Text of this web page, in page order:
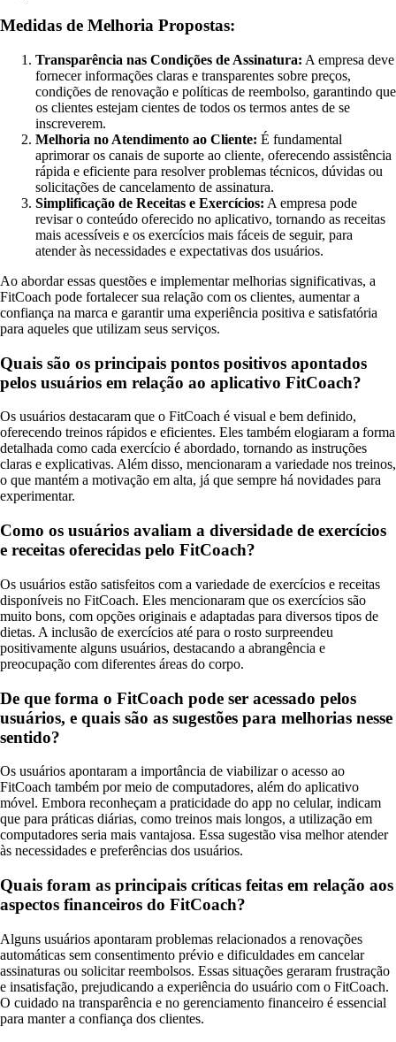
Medidas de Melhoria Propostas:
Transparência nas Condições de Assinatura: A empresa deve
fornecer informações claras e transparentes sobre preços,
condições de renovação e políticas de reembolso, garantindo que
os clientes estejam cientes de todos os termos antes de se
inscreverem.
Melhoria no Atendimento ao Cliente: É fundamental
aprimorar os canais de suporte ao cliente, oferecendo assistência
rápida e eficiente para resolver problemas técnicos, dúvidas ou
solicitações de cancelamento de assinatura.
Simplificação de Receitas e Exercícios: A empresa pode
revisar o conteúdo oferecido no aplicativo, tornando as receitas
mais acessíveis e os exercícios mais fáceis de seguir, para
atender às necessidades e expectativas dos usuários.
Ao abordar essas questões e implementar melhorias significativas, a
FitCoach pode fortalecer sua relação com os clientes, aumentar a
confiança na marca e garantir uma experiência positiva e satisfatória
para aqueles que utilizam seus serviços.
Quais são os principais pontos positivos apontados
pelos usuários em relação ao aplicativo FitCoach?
Os usuários destacaram que o FitCoach é visual e bem definido,
oferecendo treinos rápidos e eficientes. Eles também elogiaram a forma
detalhada como cada exercício é abordado, tornando as instruções
claras e explicativas. Além disso, mencionaram a variedade nos treinos,
o que mantém a motivação em alta, já que sempre há novidades para
experimentar.
Como os usuários avaliam a diversidade de exercícios
e receitas oferecidas pelo FitCoach?
Os usuários estão satisfeitos com a variedade de exercícios e receitas
disponíveis no FitCoach. Eles mencionaram que os exercícios são
muito bons, com opções originais e adaptadas para diversos tipos de
dietas. A inclusão de exercícios até para o rosto surpreendeu
positivamente alguns usuários, destacando a abrangência e
preocupação com diferentes áreas do corpo.
De que forma o FitCoach pode ser acessado pelos
usuários, e quais são as sugestões para melhorias nesse
sentido?
Os usuários apontaram a importância de viabilizar o acesso ao
FitCoach também por meio de computadores, além do aplicativo
móvel. Embora reconheçam a praticidade do app no celular, indicam
que para práticas diárias, como treinos mais longos, a utilização em
computadores seria mais vantajosa. Essa sugestão visa melhor atender
às necessidades e preferências dos usuários.
Quais foram as principais críticas feitas em relação aos
aspectos financeiros do FitCoach?
Alguns usuários apontaram problemas relacionados a renovações
automáticas sem consentimento prévio e dificuldades em cancelar
assinaturas ou solicitar reembolsos. Essas situações geraram frustração
e insatisfação, prejudicando a experiência do usuário com o FitCoach.
O cuidado na transparência e no gerenciamento financeiro é essencial
para manter a confiança dos clientes.